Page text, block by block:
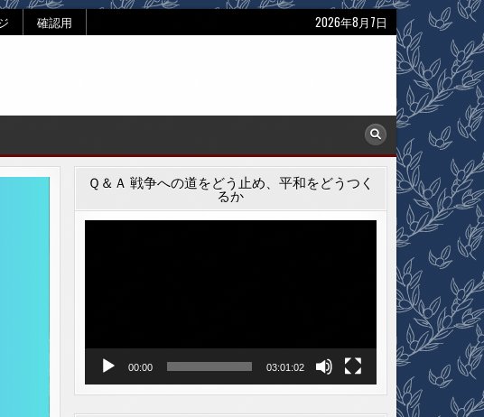
確認用 2026年8月7日
Ｑ＆Ａ 戦争への道をどう止め、平和をどうつく
るか
00:00 03:01:02